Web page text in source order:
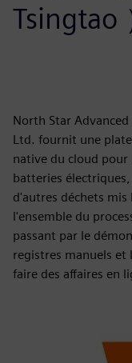
Tsingtao
North Star
Ltd. fournit une
native du cloud pour
batteries
d'autres déchets
l'ensemble du
passant par le
registres manuels
faire des affaires en